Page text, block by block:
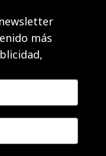
más